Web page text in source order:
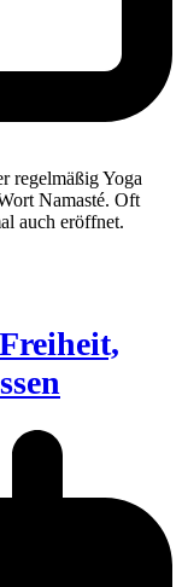
regelmäßig Yoga
Namasté. Oft
auch eröffnet.